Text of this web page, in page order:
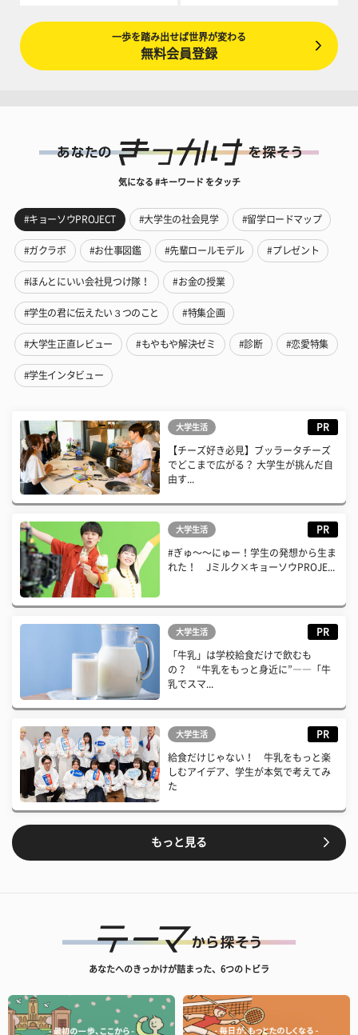
一歩を踏み出せば世界が変わる
無料会員登録
気になる #キーワード をタッチ
#キョーソウPROJECT #大学生の社会見学 #留学ロードマップ
#ガクラボ #お仕事図鑑 #先輩ロールモデル #プレゼント
#ほんとにいい会社見つけ隊！ #お金の授業
#学生の君に伝えたい３つのこと #特集企画
#大学生正直レビュー #もやもや解決ゼミ #診断 #恋愛特集
#学生インタビュー
大学生活 PR
【チーズ好き必見】ブッラータチーズ
でどこまで広がる？ 大学生が挑んだ自
由す...
大学生活 PR
#ぎゅ〜〜にゅー！学生の発想から生ま
れた！ Jミルク×キョーソウPROJE...
大学生活 PR
「牛乳」は学校給食だけで飲むも
の？ “牛乳をもっと身近に”――「牛
乳でスマ...
大学生活 PR
給食だけじゃない！ 牛乳をもっと楽
しむアイデア、学生が本気で考えてみ
た
もっと見る
あなたへのきっかけが詰まった、6つのトビラ